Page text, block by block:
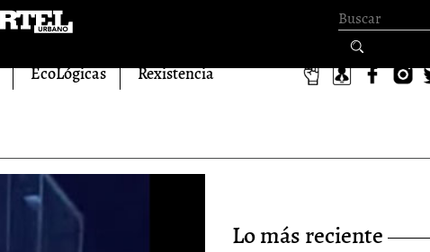
EcoLógicas Rexistencia
lo más reciente